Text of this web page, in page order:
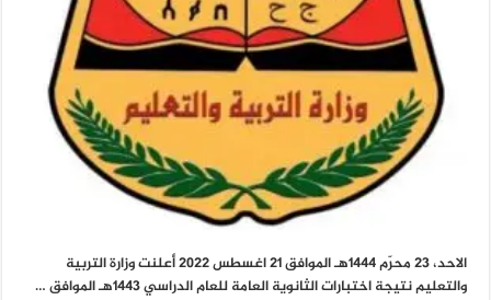
الاحد، 23 محرّم 1444هـ الموافق 21 اغسطس 2022 أعلنت وزارة التربية
والتعليم نتيجة اختبارات الثانوية العامة للعام الدراسي ١٤٤٣هـ الموافق …